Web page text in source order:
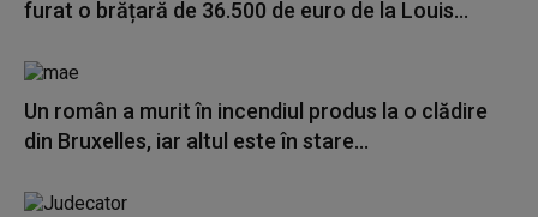
furat o brățară de 36.500 de euro de la Louis...
Un român a murit în incendiul produs la o clădire
din Bruxelles, iar altul este în stare...